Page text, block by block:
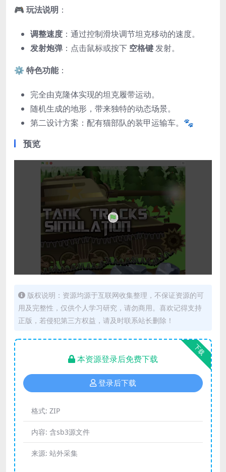
🎮 玩法说明 ：
调整速度 ：通过控制滑块调节坦克移动的速度。
发射炮弹 ：点击鼠标或按下 空格键发射。
⚙️ 特色功能：
完全由克隆体实现的坦克履带运动。
随机生成的地形，带来独特的动态场景。
第二设计方案：配有猫部队的装甲运输车。🐾
预览
版权说明：资源均源于互联网收集整理，不保证资源的可
用及完整性，仅供个人学习研究，请勿商用。喜欢记得支持
正版，若侵犯第三方权益，请及时联系站长删除！
下载
本资源登录后免费下载
登录后下载
格式: ZIP
内容: 含sb3源文件
来源: 站外采集